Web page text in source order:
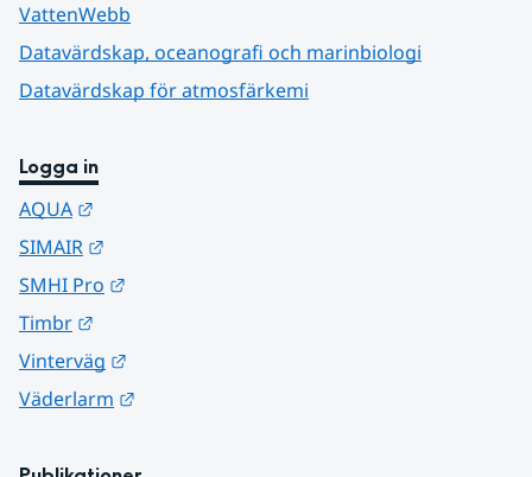
VattenWebb
Datavärdskap, oceanografi och marinbiologi
Datavärdskap för atmosfärkemi
Logga in
AQUA
SIMAIR
SMHI Pro
Timbr
Vinterväg
Väderlarm